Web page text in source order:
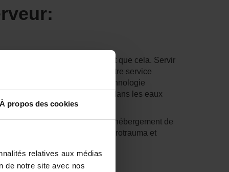
À propos des cookies
relatives aux médias
de notre site avec nos
de jeux à ScalaCube n'est que cela. Servir
qui peuvent épeler la mort, notre service
de l'existence. Avec la technologie
les outils pour naviguer dans les eaux
d'équipage, les services d'hébergement de
l'hébergement du serveur Barotrauma et